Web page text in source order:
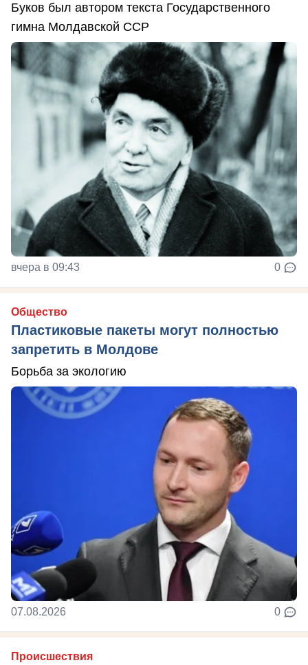
Буков был автором текста Государственного
гимна Молдавской ССР
вчера в 09:43 0
Общество
Пластиковые пакеты могут полностью
запретить в Молдове
Борьба за экологию
07.08.2026 0
Происшествия